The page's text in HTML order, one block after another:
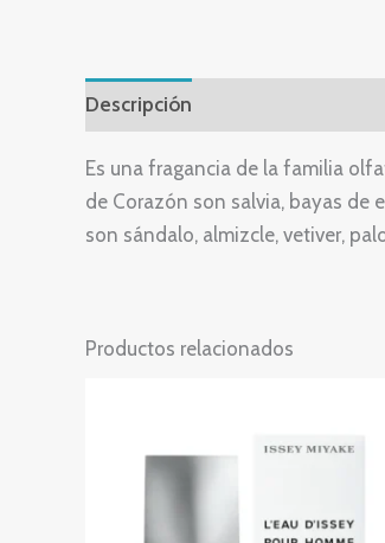
Descripción
Es una fragancia de la familia
de Corazón son salvia, bayas de
son sándalo, almizcle, vetiver,
Productos relacionados